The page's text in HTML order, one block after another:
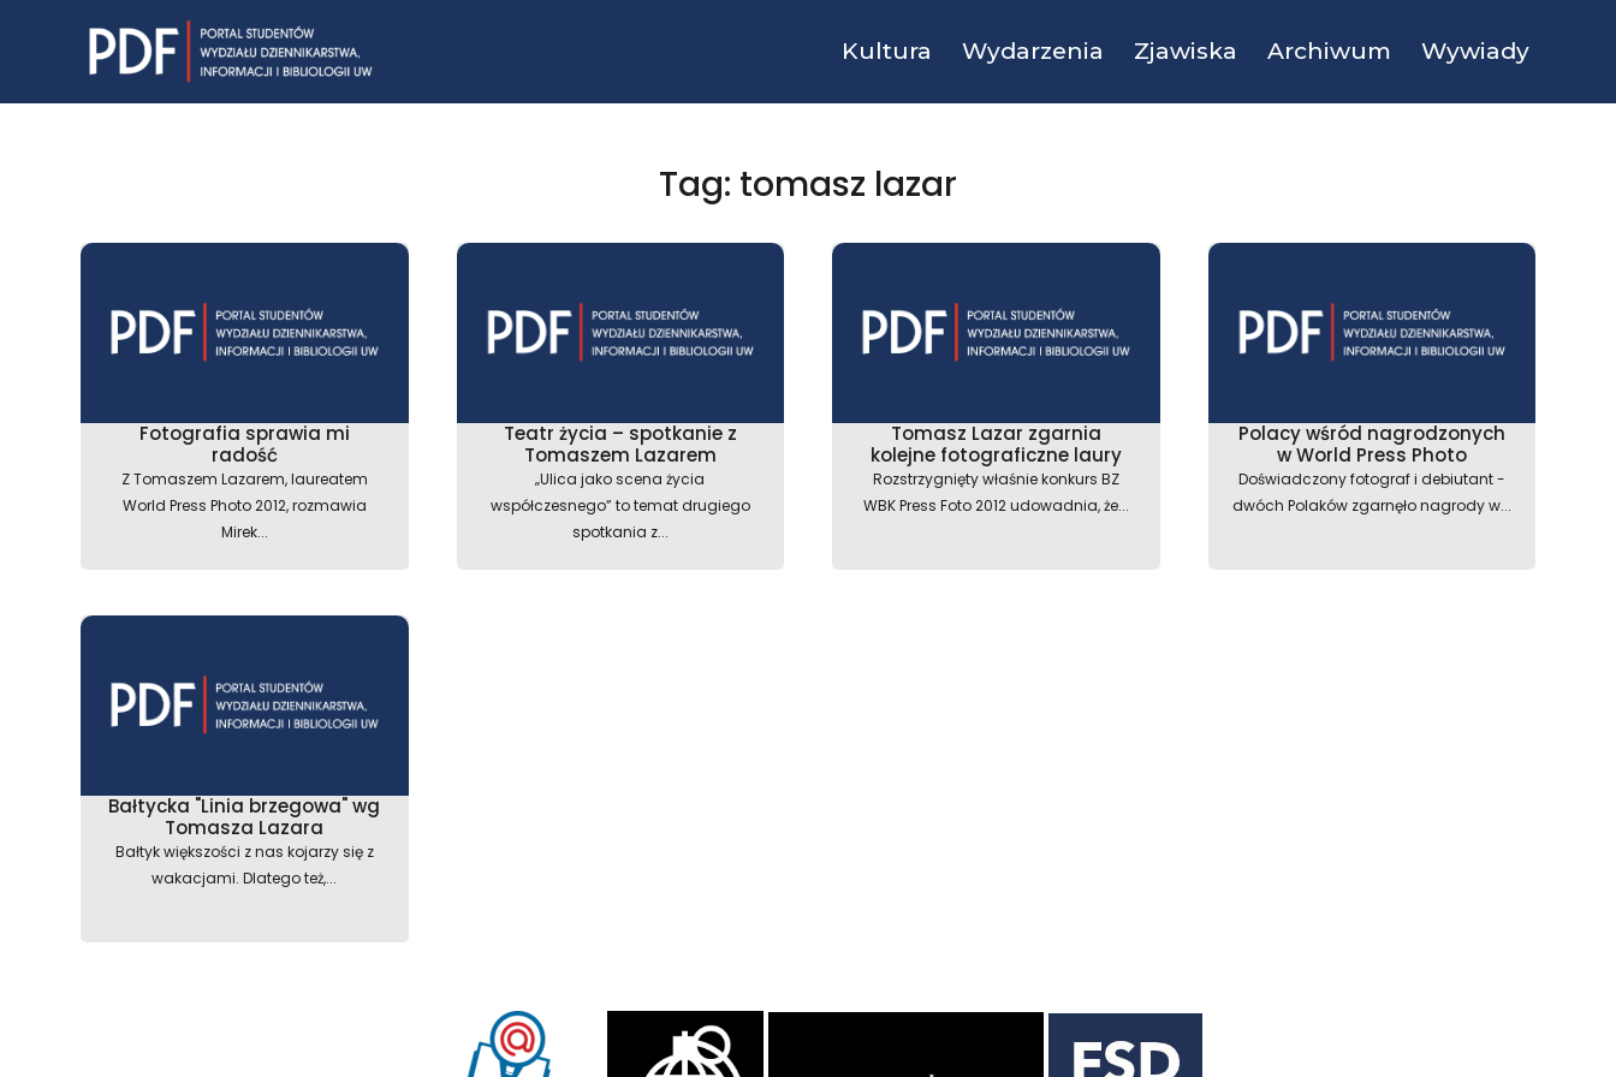
Kultura Wydarzenia Zjawiska Archiwum Wywiady
Tag: tomasz lazar
Fotografia sprawia mi
radość
Z Tomaszem Lazarem, laureatem
World Press Photo 2012, rozmawia
Mirek...
Teatr życia – spotkanie z
Tomaszem Lazarem
„Ulica jako scena życia
współczesnego” to temat drugiego
spotkania z...
Tomasz Lazar zgarnia
kolejne fotograficzne laury
Rozstrzygnięty właśnie konkurs BZ
WBK Press Foto 2012 udowadnia, że...
Polacy wśród nagrodzonych
w World Press Photo
Doświadczony fotograf i debiutant -
dwóch Polaków zgarnęło nagrody w...
Bałtycka "Linia brzegowa" wg
Tomasza Lazara
Bałtyk większości z nas kojarzy się z
wakacjami. Dlatego też,...